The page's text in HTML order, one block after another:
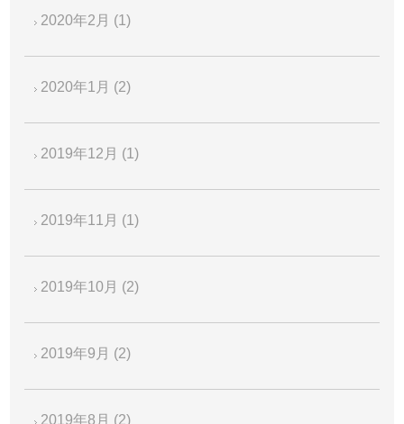
2020年2月 (1)
2020年1月 (2)
2019年12月 (1)
2019年11月 (1)
2019年10月 (2)
2019年9月 (2)
2019年8月 (2)